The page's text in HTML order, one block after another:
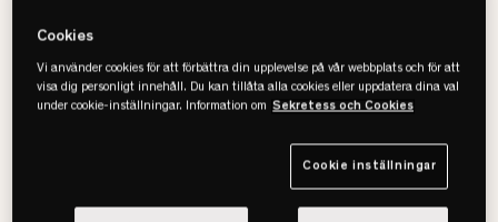
Tempur
Pro Plus CoolQuilt 25cm Madrass
• Fluffig & tryckavlastande
Cookies
Vi använder cookies för att förbättra din upplevelse på vår webbplats och för att
visa dig personligt innehåll. Du kan tillåta alla cookies eller uppdatera dina val
under cookie-inställningar. Information om Sekretess och Cookies
Cookie inställningar